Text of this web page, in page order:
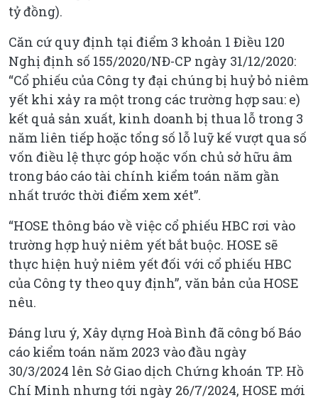
tỷ đồng).
Căn cứ quy định tại điểm 3 khoản 1 Điều 120
Nghị định số 155/2020/NĐ-CP ngày 31/12/2020:
“Cổ phiếu của Công ty đại chúng bị huỷ bỏ niêm
yết khi xảy ra một trong các trường hợp sau: e)
kết quả sản xuất, kinh doanh bị thua lỗ trong 3
năm liên tiếp hoặc tổng số lỗ luỹ kế vượt qua số
vốn điều lệ thực góp hoặc vốn chủ sở hữu âm
trong báo cáo tài chính kiểm toán năm gần
nhất trước thời điểm xem xét”.
“HOSE thông báo về việc cổ phiếu HBC rơi vào
trường hợp huỷ niêm yết bắt buộc. HOSE sẽ
thực hiện huỷ niêm yết đối với cổ phiếu HBC
của Công ty theo quy định”, văn bản của HOSE
nêu.
Đáng lưu ý, Xây dựng Hoà Bình đã công bố Báo
cáo kiểm toán năm 2023 vào đầu ngày
30/3/2024 lên Sở Giao dịch Chứng khoán TP. Hồ
Chí Minh nhưng tới ngày 26/7/2024, HOSE mới